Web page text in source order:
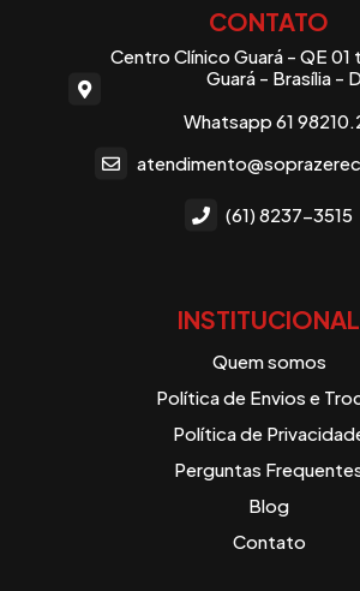
CONTATO
Centro Clínico Guará - QE 01
Guará - Brasília -
Whatsapp 61
(61) 8237-3515
INSTITUCIONAL
Quem somos
Política de Envios e
Política de
Perguntas
Blog
Contato